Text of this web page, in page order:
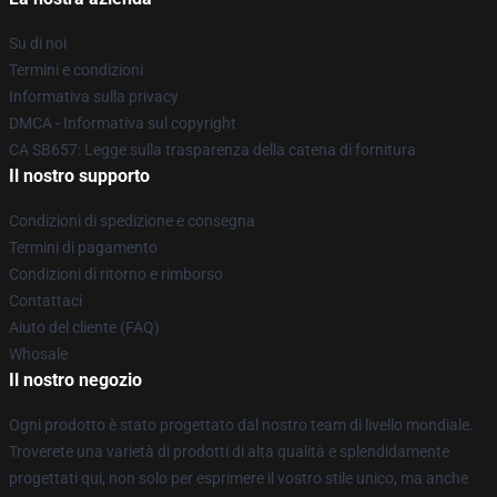
Su di noi
Termini e condizioni
Informativa sulla privacy
DMCA - Informativa sul copyright
CA SB657: Legge sulla trasparenza della catena di fornitura
Il nostro supporto
Condizioni di spedizione e consegna
Termini di pagamento
Condizioni di ritorno e rimborso
Contattaci
Aiuto del cliente (FAQ)
Whosale
Il nostro negozio
Ogni prodotto è stato progettato dal nostro team di livello mondiale.
Troverete una varietà di prodotti di alta qualità e splendidamente
progettati qui, non solo per esprimere il vostro stile unico, ma anche